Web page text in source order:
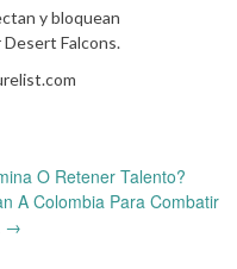
y bloquean
Falcons.
O Retener Talento?
A Colombia Para Combatir
→